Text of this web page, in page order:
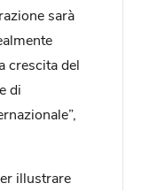
sarà
crescita del
di
illustrare